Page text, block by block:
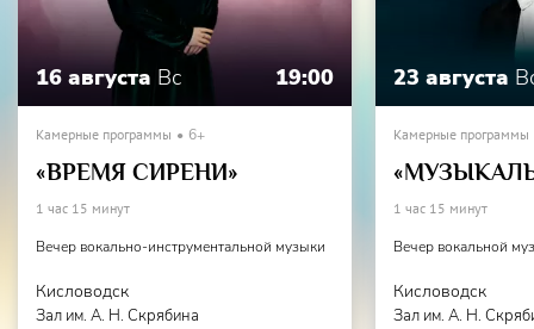
16 августа Вс 19:00
Камерные программы 6+
«ВРЕМЯ СИРЕНИ»
1 час 15 минут
Вечер вокально-инструментальной музыки
Кисловодск
Зал им. А. Н. Скрябина
23 августа
Камерные программы
1 час 15 минут
Вечер вокальной
Кисловодск
Зал им. А. Н.